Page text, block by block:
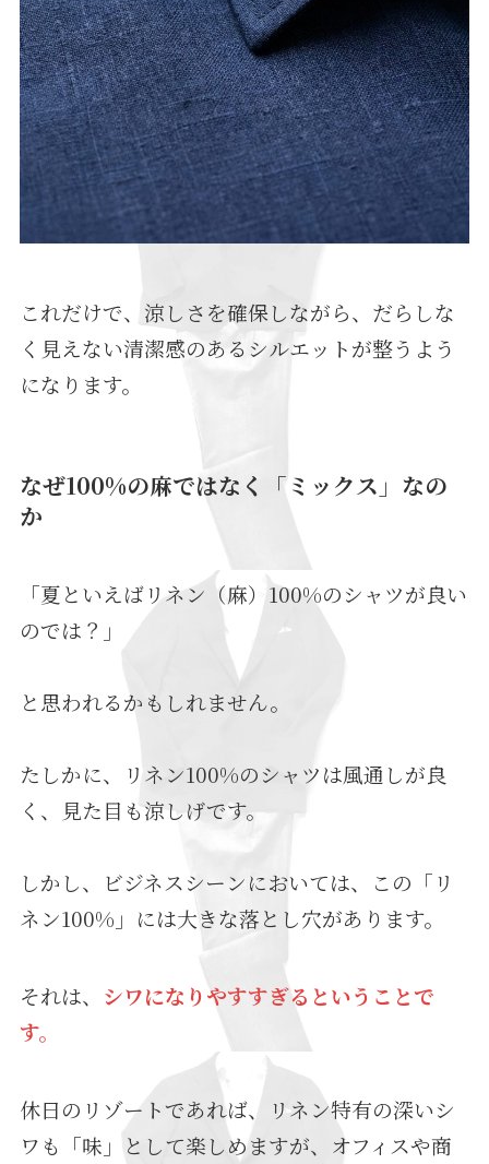
これだけで、涼しさを確保しながら、だらしな
く見えない清潔感のあるシルエットが整うよう
になります。
なぜ100%の麻ではなく「ミックス」なの
か
「夏といえばリネン（麻）100%のシャツが良い
のでは？」
と思われるかもしれません。
たしかに、リネン100%のシャツは風通しが良
く、見た目も涼しげです。
しかし、ビジネスシーンにおいては、この「リ
ネン100%」には大きな落とし穴があります。
それは、 シワになりやすすぎるということで
す。
休日のリゾートであれば、リネン特有の深いシ
ワも「味」として楽しめますが、オフィスや商